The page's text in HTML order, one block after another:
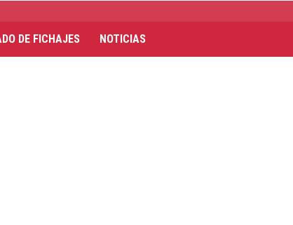
DE FICHAJES NOTICIAS